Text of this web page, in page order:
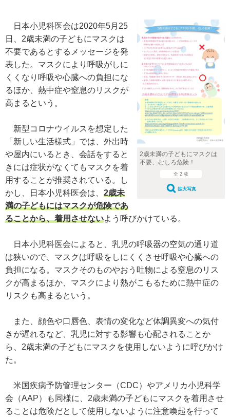
2歳未満の子どもにマスクは
不要、むしろ危険！
全 2 枚
拡大写真
日本小児科医会は2020年5月25
日、2歳未満の子どもにマスクは
不要であるとするメッセージを発
表した。マスクにより呼吸がしに
くくなり呼吸や心臓への負担にな
るほか、熱中症や窒息のリスクが
高まるという。
新型コロナウイルスを想定した
「新しい生活様式」では、外出時
や屋内にいるとき、会話をすると
きには症状がなくてもマスクを着
用することが推奨されている。し
かし、日本小児科医会は、 2歳未
満の子どもにはマスクが危険であ
ることから、着用させないよう呼びかけている。
日本小児科医会によると、乳児の呼吸器の空気の通り道
は狭いので、マスクは呼吸をしにくくさせ呼吸や心臓への
負担になる。マスクそのものやおう吐物による窒息のリス
クが高まるほか、マスクにより熱がこもるために熱中症の
リスクも高まるという。
また、顔色や口唇色、表情の変化など体調異変への気付
きが遅れるなど、乳児に対する影響も心配されることか
ら、2歳未満の子どもにマスクを使用しないように呼びかけ
た。
米国疾病予防管理センター（CDC）やアメリカ小児科学
会（AAP）も同様に、2歳未満の子どもにマスクを着用させ
ることは危険だとして使用しないように注意喚起を行って